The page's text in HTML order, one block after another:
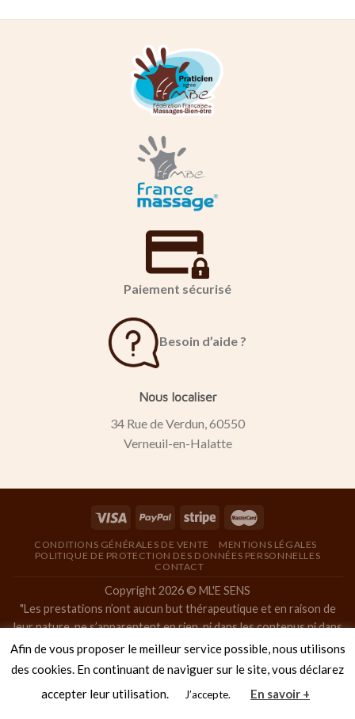
Paiement sécurisé
Besoin d’aide ?
Nous localiser
34 Rue de Verdun, 60550
Verneuil-en-Halatte
CONDITIONS GÉNÉRALES DE VENTE
MENTIONS LÉGALES
POLITIQUE DE PROTECTION DES DONNÉES PERSONNELLES
CONTACT
Copyright 2026 © ML'E SENS
"Les prestations n’ont aucun but thérapeutique et en raison de
leur nature, ne s’apparentent en rien, ni dans les contenus ni dans
les objectifs, à la pratique de la masso-kinésithérapie, ainsi qu’à
toute pratique médicale. "
naturistes, ni tantriques, ni à caractère sexuel. "
Afin de vous proposer le meilleur service possible, nous utilisons
des cookies. En continuant de naviguer sur le site, vous déclarez
accepter leur utilisation.
J’accepte. En savoir +